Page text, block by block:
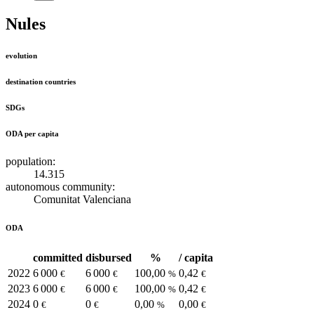
Nules
evolution
destination countries
SDGs
ODA per capita
population:
14.315
autonomous community:
Comunitat Valenciana
ODA
committed disbursed %
/ capita
2022 6 000 € 6 000 € 100,00 % 0,42 €
2023 6 000 € 6 000 € 100,00 % 0,42 €
2024 0 € 0 € 0,00 % 0,00 €